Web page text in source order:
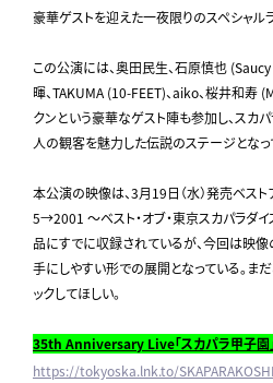
豪華ゲストを迎えた一夜限りのスペシャル
この公演には、奥田民生、石原慎也
暉、TAKUMA (10-FEET)、aiko、桜井和寿
クンという豪華なゲスト陣も参加し、スカ
人の観客を魅力した伝説のステージとなっ
本公演の映像は、3月19日（水）発売ベス
5→2001 ～ベスト・オブ・東京スカパラダ
品にすでに収録されているが、今回は映像
手にしやすい形での展開となっている。ま
ックしてほしい。
35th Anniversary Live「スカパラ甲子
https://tokyoska.lnk.to/